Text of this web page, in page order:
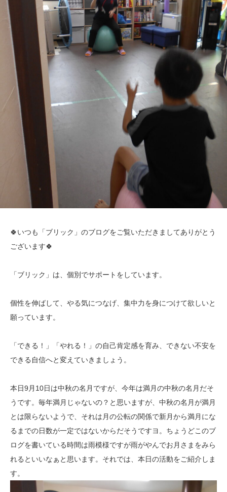
🍀いつも「ブリック」のブログをご覧いただきましてありがとう
ございます🍀
「ブリック」は、個別でサポートをしています。
個性を伸ばして、やる気につなげ、集中力を身につけて欲しいと
願っています。
「できる！」「やれる！」の自己肯定感を育み、できない不安を
できる自信へと変えていきましょう。
本日9月10日は中秋の名月ですが、今年は満月の中秋の名月だそ
うです。毎年満月じゃないの？と思いますが、中秋の名月が満月
とは限らないようで、それは月の公転の関係で新月から満月にな
るまでの日数が一定ではないからだそうですヨ。ちょうどこのブ
ログを書いている時間は雨模様ですが雨がやんでお月さまをみら
れるといいなぁと思います。それでは、本日の活動をご紹介しま
す。